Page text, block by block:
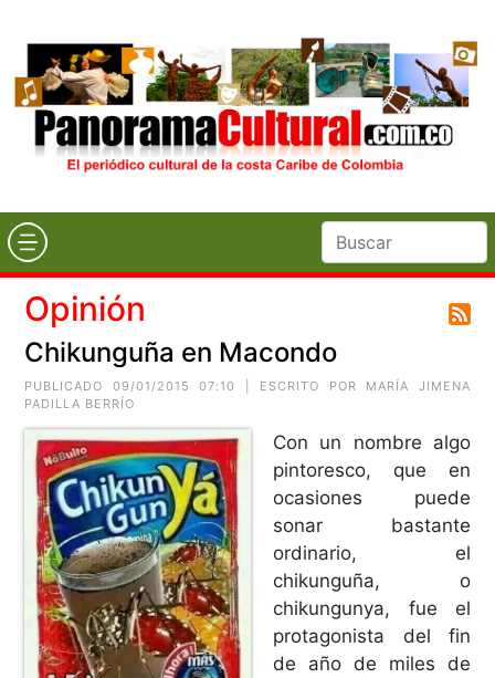
Opinión
Chikunguña en Macondo
PUBLICADO 09/01/2015 07:10 | ESCRITO POR MARÍA JIMENA
PADILLA BERRÍO
Con un nombre algo
pintoresco, que en
ocasiones puede
sonar bastante
ordinario, el
chikunguña, o
chikungunya, fue el
protagonista del fin
de año de miles de